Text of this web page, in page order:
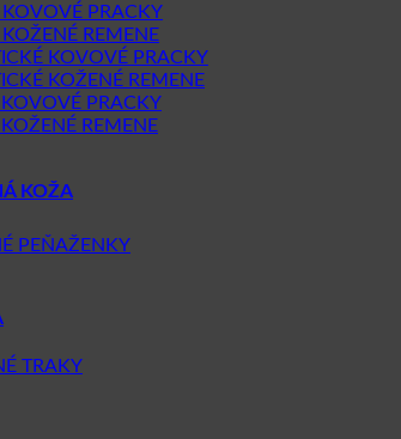
KOVOVÉ PRACKY
REMENE
KOVOVÉ PRACKY
KOŽENÉ REMENE
KOVOVÉ PRACKY
REMENE
KOŽA
PEŇAŽENKY
TRAKY